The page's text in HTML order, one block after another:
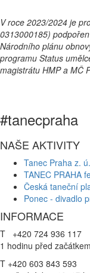
V roce 2023/2024 je
0313000185)
Národního plánu
programu Status
magistrátu HMP a MČ
#tanecpraha
NAŠE AKTIVITY
Tanec Praha z. ú.
TANEC PRAHA
Česká taneční
Ponec - divadlo
INFORMACE
T +420 724 936 117
1 hodinu před
T +420 603 843 593